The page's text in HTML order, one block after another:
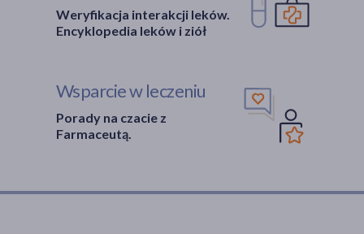
Weryfikacja interakcji leków.
Encyklopedia leków i ziół
Wsparcie w leczeniu
Porady na czacie z
Farmaceutą.